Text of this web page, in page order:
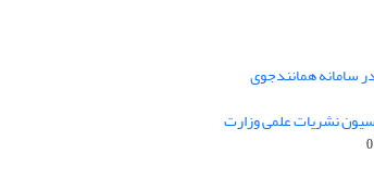
سامانه همانندجوی
نشریات علمی وزارت